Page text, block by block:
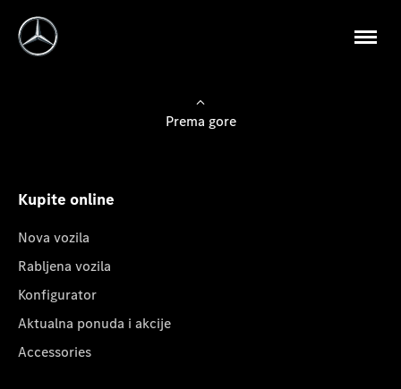
Prema gore
Kupite online
Nova vozila
Rabljena vozila
Konfigurator
Aktualna ponuda i akcije
Accessories